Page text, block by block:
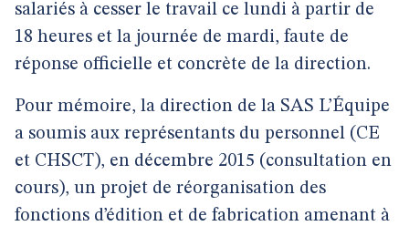
salariés à cesser le travail ce lundi à partir de
18 heures et la journée de mardi, faute de
réponse officielle et concrète de la direction.
Pour mémoire, la direction de la SAS L’Équipe
a soumis aux représentants du personnel (CE
et CHSCT), en décembre 2015 (consultation en
cours), un projet de réorganisation des
fonctions d’édition et de fabrication amenant à